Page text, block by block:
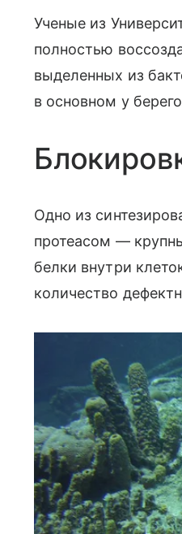
Ученые из
полностью
выделенных из
в основном у
Одно из
протеасом —
белки внутри
количество